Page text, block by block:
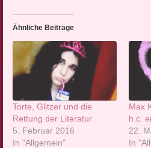
Ähnliche Beiträge
Torte, Glitzer und die
Rettung der Literatur
5. Februar 2016
In "Allgemein"
Max
h.c.
22.
In